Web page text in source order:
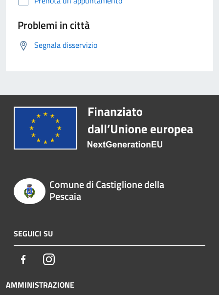
Problemi in città
Segnala disservizio
Comune di Castiglione della
Pescaia
SEGUICI SU
FacebookInstagram
AMMINISTRAZIONE